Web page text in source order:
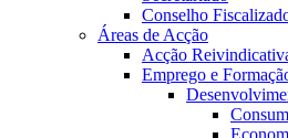
Conselho
Áreas de Acção
Acção
Emprego e